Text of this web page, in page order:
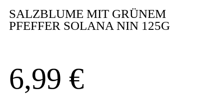
SALZBLUME MIT GRÜNEM
PFEFFER SOLANA NIN 125G
6,99 €